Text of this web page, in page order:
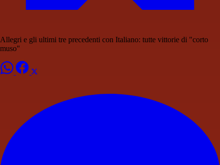
Allegri e gli ultimi tre precedenti con Italiano: tutte vittorie di "corto
muso"